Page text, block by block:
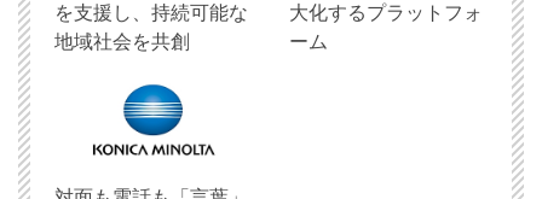
を支援し、持続可能な
地域社会を共創
大化するプラットフォ
ーム